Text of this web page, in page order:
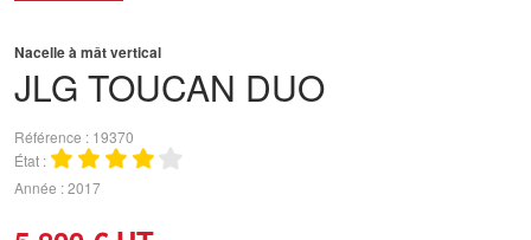
JLG TOUCAN DUO
Nacelle à mât vertical
Référence
19370
État
Année 2017